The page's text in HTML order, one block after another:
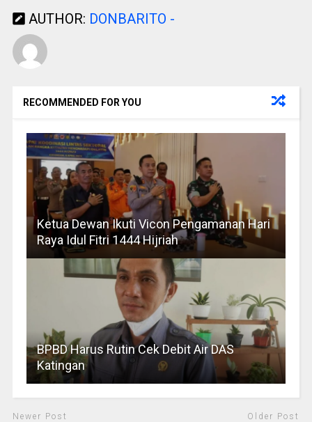
AUTHOR: DONBARITO -
RECOMMENDED FOR YOU
Ketua Dewan Ikuti Vicon Pengamanan Hari
Raya Idul Fitri 1444 Hijriah
BPBD Harus Rutin Cek Debit Air DAS
Katingan
Newer Post Older Post